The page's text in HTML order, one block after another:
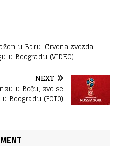
u Baru, Crvena zvezda
u Beogradu (VIDEO)
NEXT
u Beču, sve se
Beogradu (FOTO)